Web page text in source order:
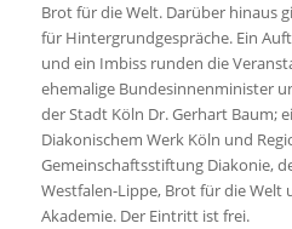
Brot für die Welt. Darüber hinaus
für Hintergrundgespräche. Ein
und ein Imbiss runden die
ehemalige Bundesinnenminister
der Stadt Köln Dr. Gerhart Baum;
Diakonischem Werk Köln und
Gemeinschaftsstiftung Diakonie,
Westfalen-Lippe, Brot für die
Akademie. Der Eintritt ist frei.